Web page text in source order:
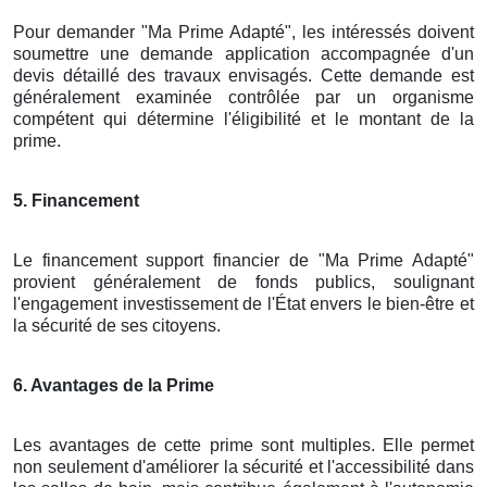
Pour demander "Ma Prime Adapté", les intéressés doivent
soumettre une demande application accompagnée d'un
devis détaillé des travaux envisagés. Cette demande est
généralement examinée contrôlée par un organisme
compétent qui détermine l'éligibilité et le montant de la
prime.
5. Financement
Le financement support financier de "Ma Prime Adapté"
provient généralement de fonds publics, soulignant
l'engagement investissement de l'État envers le bien-être et
la sécurité de ses citoyens.
6. Avantages de la Prime
Les avantages de cette prime sont multiples. Elle permet
non seulement d'améliorer la sécurité et l'accessibilité dans